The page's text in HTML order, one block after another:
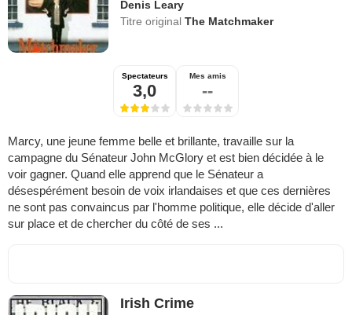
Denis Leary
Titre originalThe Matchmaker
Spectateurs
3,0
Mes amis
--
Marcy, une jeune femme belle et brillante, travaille sur la
campagne du Sénateur John McGlory et est bien décidée à le
voir gagner. Quand elle apprend que le Sénateur a
désespérément besoin de voix irlandaises et que ces dernières
ne sont pas convaincus par l'homme politique, elle décide d'aller
sur place et de chercher du côté de ses ...
Irish Crime